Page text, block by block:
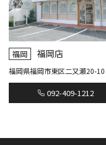
福岡 福岡店
福岡県福岡市東区二又瀬20-10
092-409-1212